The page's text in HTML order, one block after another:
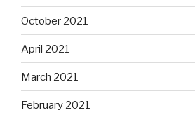
October 2021
April 2021
March 2021
February 2021